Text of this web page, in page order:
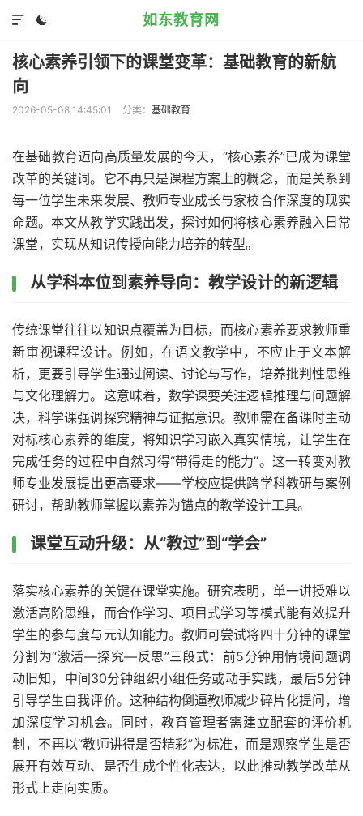
如东教育网


核心素养引领下的课堂变革：基础教育的新航
向
2026-05-08 14:45:01 分类： 基础教育
在基础教育迈向高质量发展的今天，“核心素养”已成为课堂
改革的关键词。它不再只是课程方案上的概念，而是关系到
每一位学生未来发展、教师专业成长与家校合作深度的现实
命题。本文从教学实践出发，探讨如何将核心素养融入日常
课堂，实现从知识传授向能力培养的转型。
从学科本位到素养导向：教学设计的新逻辑
传统课堂往往以知识点覆盖为目标，而核心素养要求教师重
新审视课程设计。例如，在语文教学中，不应止于文本解
析，更要引导学生通过阅读、讨论与写作，培养批判性思维
与文化理解力。这意味着，数学课要关注逻辑推理与问题解
决，科学课强调探究精神与证据意识。教师需在备课时主动
对标核心素养的维度，将知识学习嵌入真实情境，让学生在
完成任务的过程中自然习得“带得走的能力”。这一转变对教
师专业发展提出更高要求——学校应提供跨学科教研与案例
研讨，帮助教师掌握以素养为锚点的教学设计工具。
课堂互动升级：从“教过”到“学会”
落实核心素养的关键在课堂实施。研究表明，单一讲授难以
激活高阶思维，而合作学习、项目式学习等模式能有效提升
学生的参与度与元认知能力。教师可尝试将四十分钟的课堂
分割为“激活—探究—反思”三段式：前5分钟用情境问题调
动旧知，中间30分钟组织小组任务或动手实践，最后5分钟
引导学生自我评价。这种结构倒逼教师减少碎片化提问，增
加深度学习机会。同时，教育管理者需建立配套的评价机
制，不再以“教师讲得是否精彩”为标准，而是观察学生是否
展开有效互动、是否生成个性化表达，以此推动教学改革从
形式上走向实质。